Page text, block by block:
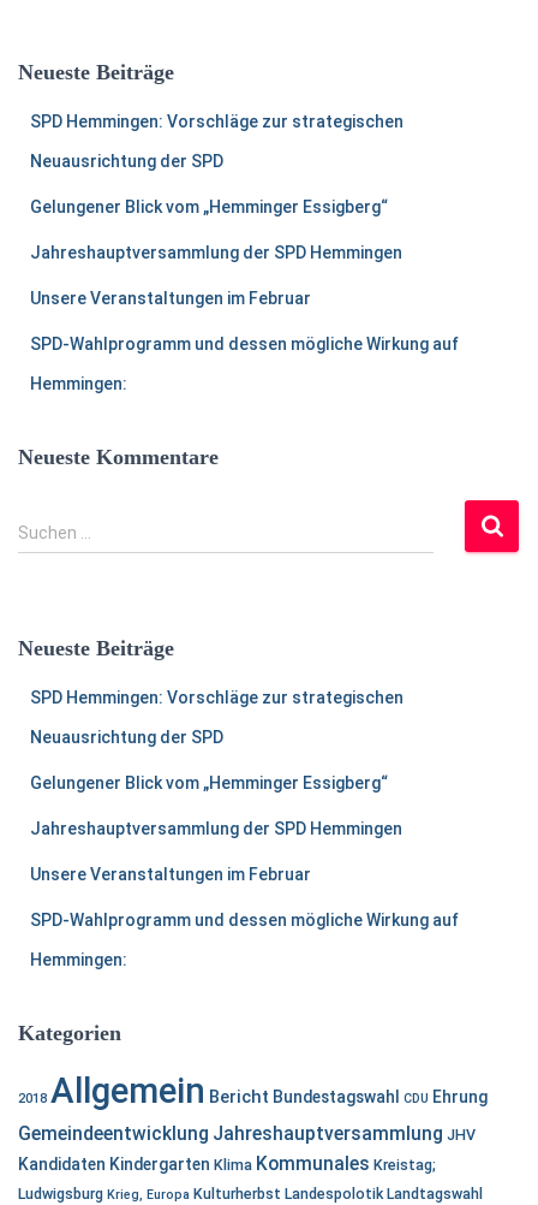
n
Neueste Beiträge
SPD Hemmingen: Vorschläge zur strategischen
Neuausrichtung der SPD
Gelungener Blick vom „Hemminger Essigberg“
Jahreshauptversammlung der SPD Hemmingen
Unsere Veranstaltungen im Februar
SPD-Wahlprogramm und dessen mögliche Wirkung auf
Hemmingen:
Neueste Kommentare
S
u
n
Suchen …
Neueste Beiträge
SPD Hemmingen: Vorschläge zur strategischen
Neuausrichtung der SPD
Gelungener Blick vom „Hemminger Essigberg“
Jahreshauptversammlung der SPD Hemmingen
Unsere Veranstaltungen im Februar
SPD-Wahlprogramm und dessen mögliche Wirkung auf
Hemmingen:
Kategorien
2018 Allgemein Bericht Bundestagswahl CDU Ehrung
Gemeindeentwicklung Jahreshauptversammlung JHV
Kandidaten Kindergarten Klima Kommunales Kreistag;
Ludwigsburg Krieg, Europa Kulturherbst Landespolotik Landtagswahl